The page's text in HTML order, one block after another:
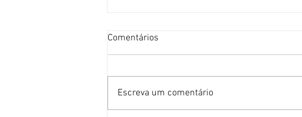
Comentários
Escreva um comentário